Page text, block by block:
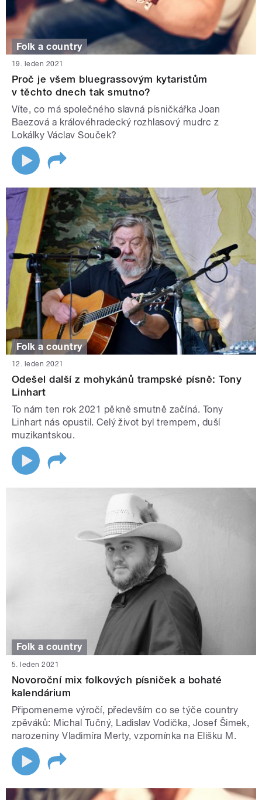
Folk a country
19. leden 2021
Proč je všem bluegrassovým kytaristům
v těchto dnech tak smutno?
Víte, co má společného slavná písničkářka Joan
Baezová a královéhradecký rozhlasový mudrc z
Lokálky Václav Souček?
Folk a country
12. leden 2021
Odešel další z mohykánů trampské písně: Tony
Linhart
To nám ten rok 2021 pěkně smutně začíná. Tony
Linhart nás opustil. Celý život byl trempem, duší
muzikantskou.
Folk a country
5. leden 2021
Novoroční mix folkových písniček a bohaté
kalendárium
Připomeneme výročí, především co se týče country
zpěváků: Michal Tučný, Ladislav Vodička, Josef Šimek,
narozeniny Vladimíra Merty, vzpomínka na Elišku M.